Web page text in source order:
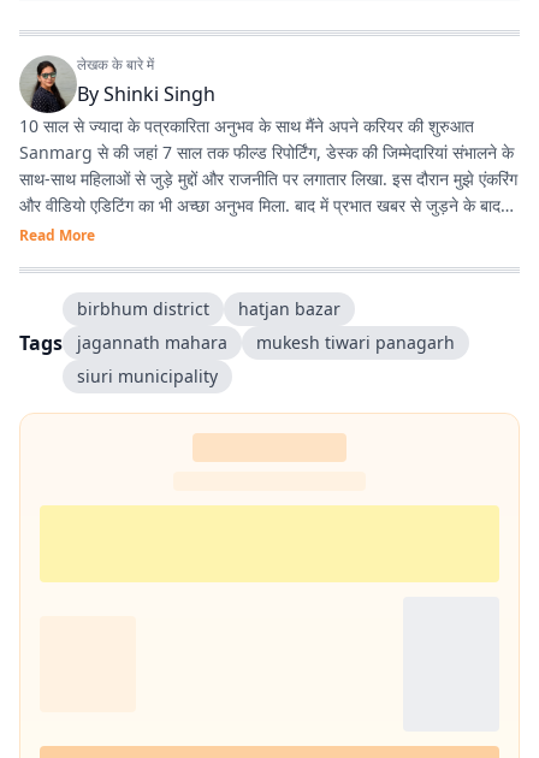
लेखक के बारे में
ByShinki Singh
10 साल से ज्यादा के पत्रकारिता अनुभव के साथ मैंने अपने करियर की शुरुआत
Sanmarg से की जहां 7 साल तक फील्ड रिपोर्टिंग, डेस्क की जिम्मेदारियां संभालने के
साथ-साथ महिलाओं से जुड़े मुद्दों और राजनीति पर लगातार लिखा. इस दौरान मुझे एंकरिंग
और वीडियो एडिटिंग का भी अच्छा अनुभव मिला. बाद में प्रभात खबर से जुड़ने के बाद
मेरा फोकस हार्ड न्यूज पर ज्यादा रहा. वहीं लाइफस्टाइल जर्नलिज्म में भी काम करने का
Read More
Tags
birbhum district
hatjan bazar
jagannath mahara
mukesh tiwari panagarh
siuri municipality